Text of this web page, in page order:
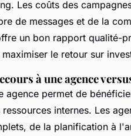
Les coûts des
de messages et de la
un bon rapport qualité-
le retour sur
à une agence
agence permet de
internes. Les
de la planification à